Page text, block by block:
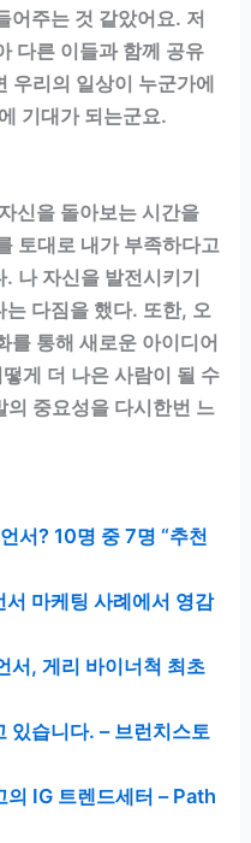
어주는 것 같았어요. 저
다른 이들과 함께 공유
우리의 일상이 누군가에
기대가 되는군요.
신을 돌아보는 시간을
토대로 내가 부족하다고
나 자신을 발전시키기
다짐을 했다. 또한, 오
를 통해 새로운 아이디어
게 더 나은 사람이 될 수
중요성을 다시한번 느
서? 10명 중 7명 “추천
마케팅 사례에서 영감
서, 게리 바이너척 최초
있습니다. – 브런치스토
의 IG 트렌드세터 – Path